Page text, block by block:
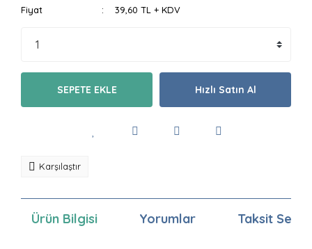
Fiyat 39,60 TL + KDV
SEPETE EKLE Hızlı Satın Al
Karşılaştır
Ürün Bilgisi Yorumlar Taksit